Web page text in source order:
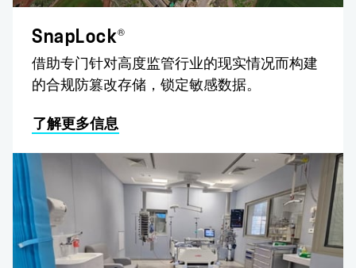
SnapLock®
借助专门针对高度监管行业的现实情况而构建
的合规防篡改存储，锁定敏感数据。
了解更多信息